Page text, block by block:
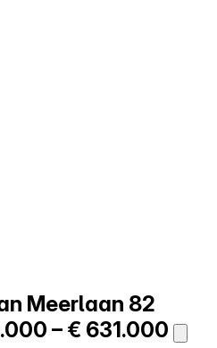
Meerlaan 82
– € 631.000